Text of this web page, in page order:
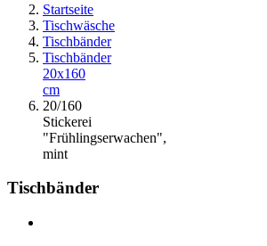
Startseite
Tischwäsche
Tischbänder
Tischbänder
20x160
cm
20/160
Stickerei
"Frühlingserwachen",
mint
Tischbänder